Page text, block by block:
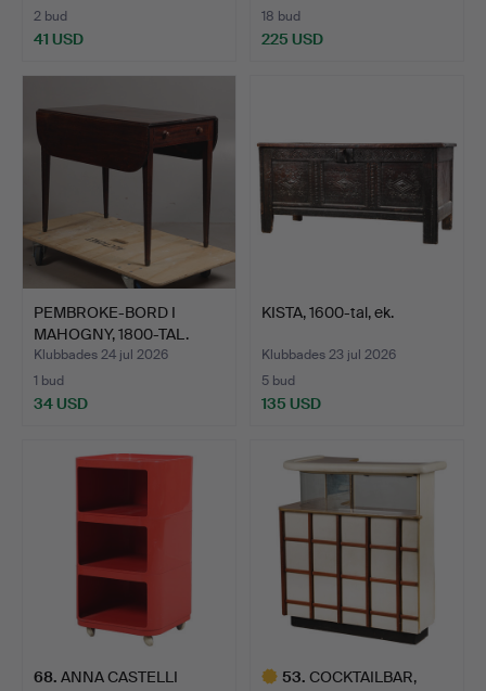
2 bud
41 USD
18 bud
225 USD
PEMBROKE-BORD I
MAHOGNY, 1800-TAL.
Klubbades 24 jul 2026
1 bud
34 USD
KISTA, 1600-tal, ek.
Klubbades 23 jul 2026
5 bud
135 USD
68. ANNA CASTELLI
53. COCKTAILBAR,